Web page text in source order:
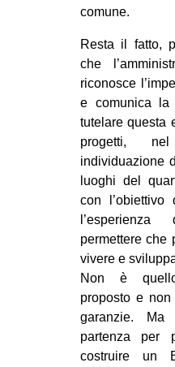
comune.
Resta il fatto,
che
riconosce
e comunica la
tutelare questa
progetti,
individuazione
luoghi del
con l’obiettivo
permettere che
vivere e
Non è
proposto e
garanzie.
partenza per
costruire un